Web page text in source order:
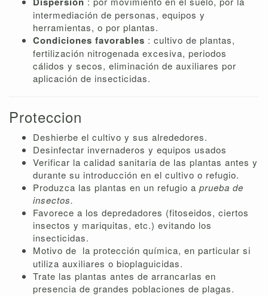
intermediación de personas, equipos y
herramientas, o por plantas.
Condiciones favorables : cultivo de plantas,
fertilización nitrogenada excesiva, periodos
cálidos y secos, eliminación de auxiliares por
aplicación de insecticidas.
Proteccion
Deshierbe el cultivo y sus alrededores.
Desinfectar invernaderos y equipos usados
Verificar la calidad sanitaria de las plantas antes y
durante su introducción en el cultivo o refugio.
Produzca las plantas en un refugio a prueba de
insectos.
Favorece a los depredadores (fitoseidos, ciertos
insectos y mariquitas, etc.) evitando los
insecticidas.
Motivo de la protección química, en particular si
utiliza auxiliares o bioplaguicidas.
Trate las plantas antes de arrancarlas en
presencia de grandes poblaciones de plagas.